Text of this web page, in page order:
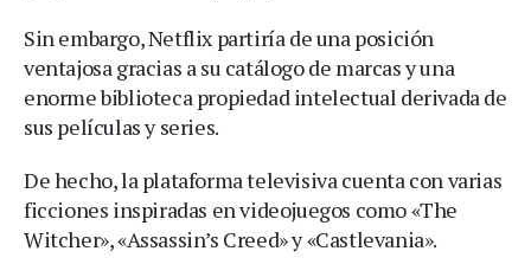
Sin embargo, Netflix partiría de una posición
ventajosa gracias a su catálogo de marcas y una
enorme biblioteca propiedad intelectual derivada de
sus películas y series.
De hecho, la plataforma televisiva cuenta con varias
ficciones inspiradas en videojuegos como «The
Witcher», «Assassin’s Creed» y «Castlevania».